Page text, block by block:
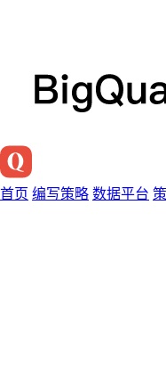
首页 编写策略 数据平台